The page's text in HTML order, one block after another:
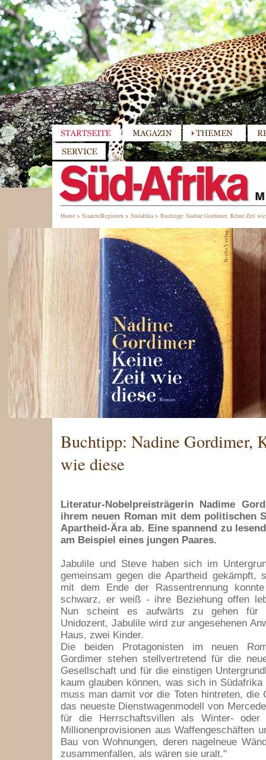
Home > Staaten/Regionen > Südafrika> Buchtipp: Nadine Gordimer, Keine Zeit wie
Buchtipp: Nadine Gordimer,
wie diese
Literatur-Nobelpreisträgerin Nadime
ihrem neuen Roman mit dem politischen
Apartheid-Ära ab. Eine spannend zu
am Beispiel eines jungen Paares.
Jabulile und Steve haben sich im
gemeinsam gegen die Apartheid gekämpft,
mit dem Ende der Rassentrennung
schwarz, er weiß - ihre Beziehung offen
Nun scheint es aufwärts zu gehen für
Unidozent, Jabulile wird zur angesehenen
Haus, zwei Kinder.
Die beiden Protagonisten im neuen
Gordimer stehen stellvertretend für die
Gesellschaft und für die einstigen
kaum glauben können, was sich in
muss man damit vor die Toten hintreten, die
das neueste Dienstwagenmodell von
für die Herrschaftsvillen als Winter- oder
Millionenprovisionen aus Waffengeschäften
Bau von Wohnungen, deren nagelneue
zusammenfallen, als wären sie uralt."